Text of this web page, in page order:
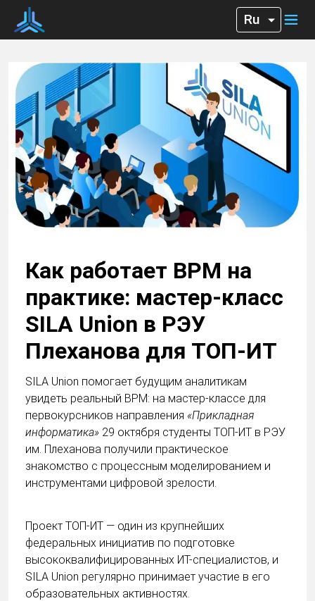
Как работает BPM на
практике: мастер-класс
SILA Union в РЭУ
Плеханова для ТОП-ИТ
SILA Union помогает будущим аналитикам
увидеть реальный BPM: на мастер-классе для
первокурсников направления «Прикладная
информатика» 29 октября студенты ТОП-ИТ в РЭУ
им. Плеханова получили практическое
знакомство с процессным моделированием и
инструментами цифровой зрелости.
Проект ТОП-ИТ — один из крупнейших
федеральных инициатив по подготовке
высококвалифицированных ИТ-специалистов, и
SILA Union регулярно принимает участие в его
образовательных активностях.